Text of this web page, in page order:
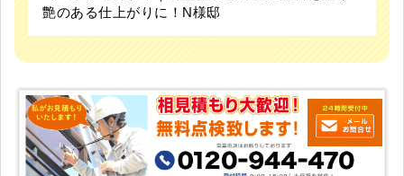
艶のある仕上がりに！N様邸